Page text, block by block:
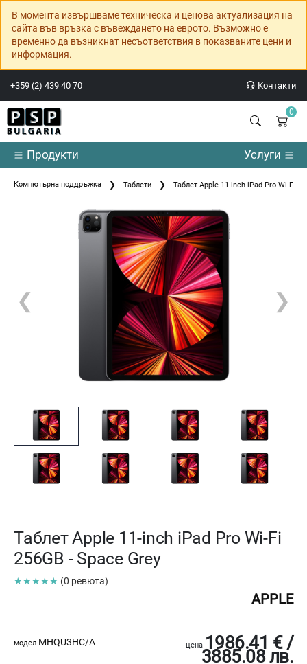
В момента извършваме техническа и ценова актуализация на
сайта във връзка с въвеждането на еврото. Възможно е
временно да възникнат несъответствия в показваните цени и
информация.
+359 (2) 439 40 70 Контакти
0
Продукти Услуги
Компютърна поддръжка Таблети Таблет Apple 11-inch iPad Pro Wi-Fi
❮ ❯
Таблет Apple 11-inch iPad Pro Wi-Fi
256GB - Space Grey
★★★★★ (0 ревюта)
APPLE
модел MHQU3HC/A цена 1986.41 € /
3885.08 лв.